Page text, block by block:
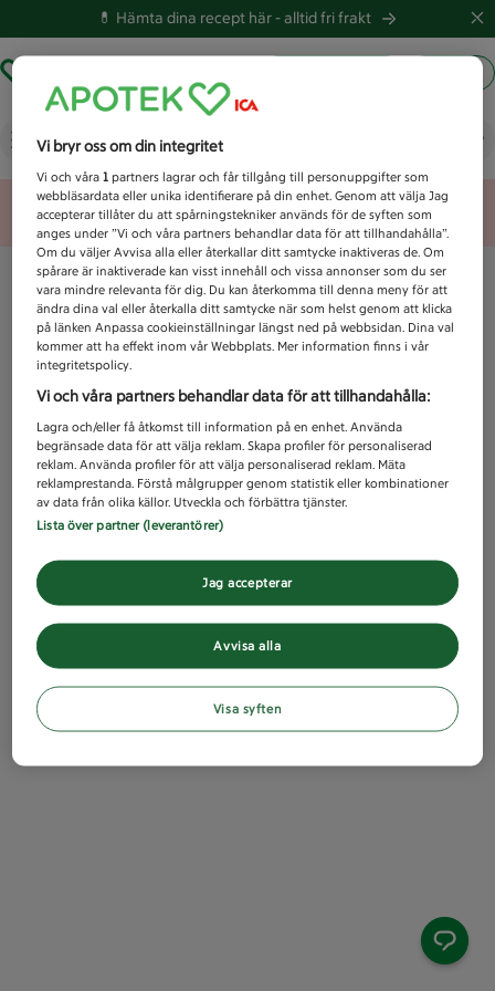
💊 Hämta dina recept här -alltid fri frakt
Vad letar du efter idag?
Unknown error
Vi bryr oss om din integritet
Vi och våra1 partners lagrar och får tillgång till personuppgifter som
webbläsardata eller unika identifierare på din enhet. Genom att välja Jag
accepterar tillåter du att spårningstekniker används för de syften som
anges under ”Vi och våra partners behandlar data för att tillhandahålla”.
Om du väljer Avvisa alla eller återkallar ditt samtycke inaktiveras de. Om
spårare är inaktiverade kan visst innehåll och vissa annonser som du ser
vara mindre relevanta för dig. Du kan återkomma till denna meny för att
ändra dina val eller återkalla ditt samtycke när som helst genom att klicka
på länken Anpassa cookieinställningar längst ned på webbsidan. Dina val
kommer att ha effekt inom vår Webbplats. Mer information finns i vår
integritetspolicy.
Vi och våra partners behandlar data för att tillhandahålla:
Lagra och/eller få åtkomst till information på en enhet. Använda
begränsade data för att välja reklam. Skapa profiler för personaliserad
reklam. Använda profiler för att välja personaliserad reklam. Mäta
reklamprestanda. Förstå målgrupper genom statistik eller kombinationer
av data från olika källor. Utveckla och förbättra tjänster.
Lista över partner (leverantörer)
Avvisa alla
Jag accepterar
Visa syften